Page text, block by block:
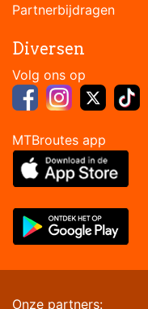
Partnerbijdragen
Diversen
Volg ons
MTBroutes app
Onze partners: